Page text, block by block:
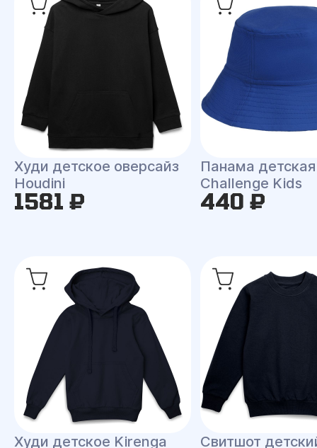
Худи детское оверсайз
Houdini
1581 ₽
Панама детская
Challenge Kids
440 ₽
Худи детское Kirenga
Свитшот